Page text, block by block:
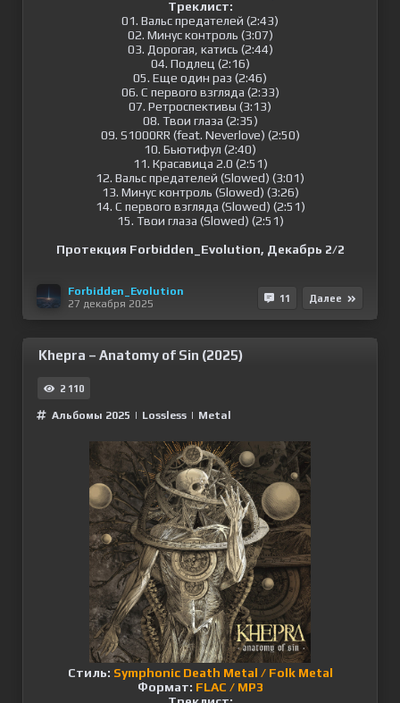
Треклист:
01. Вальс предателей (2:43)
02. Минус контроль (3:07)
03. Дорогая, катись (2:44)
04. Подлец (2:16)
05. Еще один раз (2:46)
06. С первого взгляда (2:33)
07. Ретроспективы (3:13)
08. Твои глаза (2:35)
09. S1000RR (feat. Neverlove) (2:50)
10. Бьютифул (2:40)
11. Красавица 2.0 (2:51)
12. Вальс предателей (Slowed) (3:01)
13. Минус контроль (Slowed) (3:26)
14. С первого взгляда (Slowed) (2:51)
15. Твои глаза (Slowed) (2:51)
Протекция Forbidden_Evolution, Декабрь 2/2
Forbidden_Evolution
27 декабря 2025
11 Далее
Khepra – Anatomy of Sin (2025)
2 110
Альбомы 2025 | Lossless | Metal
Стиль: Symphonic Death Metal / Folk Metal
Формат: FLAC / MP3